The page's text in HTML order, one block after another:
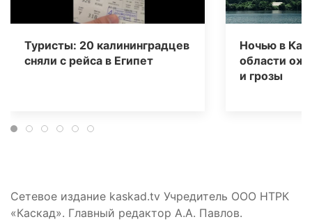
Туристы: 20 калининградцев
сняли с рейса в Египет
Ночью в
области
и грозы
Сетевое издание kaskad.tv Учредитель ООО НТРК
«Каскад». Главный редактор А.А. Павлов.